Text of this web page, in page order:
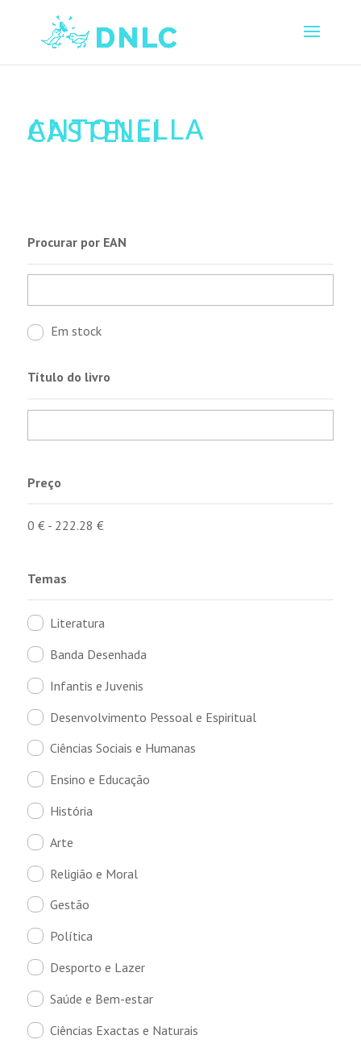
ANTONELLA
CASTELLI
Procurar por EAN
Em stock
Título do livro
Preço
0 €- 222.28 €
Temas
Literatura
Banda Desenhada
Infantis e Juvenis
Desenvolvimento Pessoal e Espiritual
Ciências Sociais e Humanas
Ensino e Educação
História
Arte
Religião e Moral
Gestão
Política
Desporto e Lazer
Saúde e Bem-estar
Ciências Exactas e Naturais